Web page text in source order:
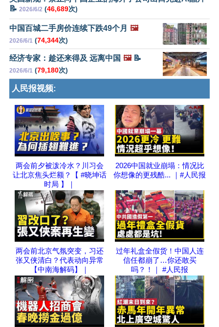
📝 2026/6/2 (46,689次)
中国百城二手房价连续下跌49个月 🖼️
2026/6/1 (74,344次)
经济专家：趁还来得及 远离中国 🖼️📝
2026/6/1 (79,180次)
人民报视频:
两会前夕被泼冷水？川习会
让北京焦头烂额？【 #晓坤话
时局 】｜
2026中国就业崩塌：情况比
你想像的更残酷... ｜#人民报
两会前北京气氛突变，习还
张又侠清白？代表动向异常
【中南海解码】｜
过年礼盒全假货！中国人连
信任都崩了…你还敢买
吗？！｜ #人民报